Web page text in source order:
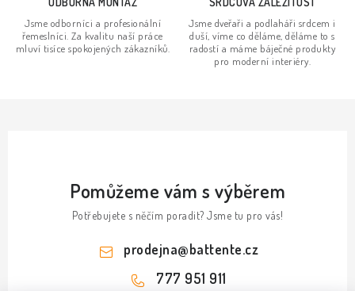
Jsme odborníci a profesionální
řemeslníci. Za kvalitu naší práce
mluví tisíce spokojených zákazníků.
Jsme dveřaři a podlaháři srdcem i
duší, víme co děláme, děláme to s
radostí a máme báječné produkty
pro moderní interiéry.
Pomůžeme vám s výběrem
Potřebujete s něčím poradit? Jsme tu pro vás!
prodejna@battente.cz
777 951 911